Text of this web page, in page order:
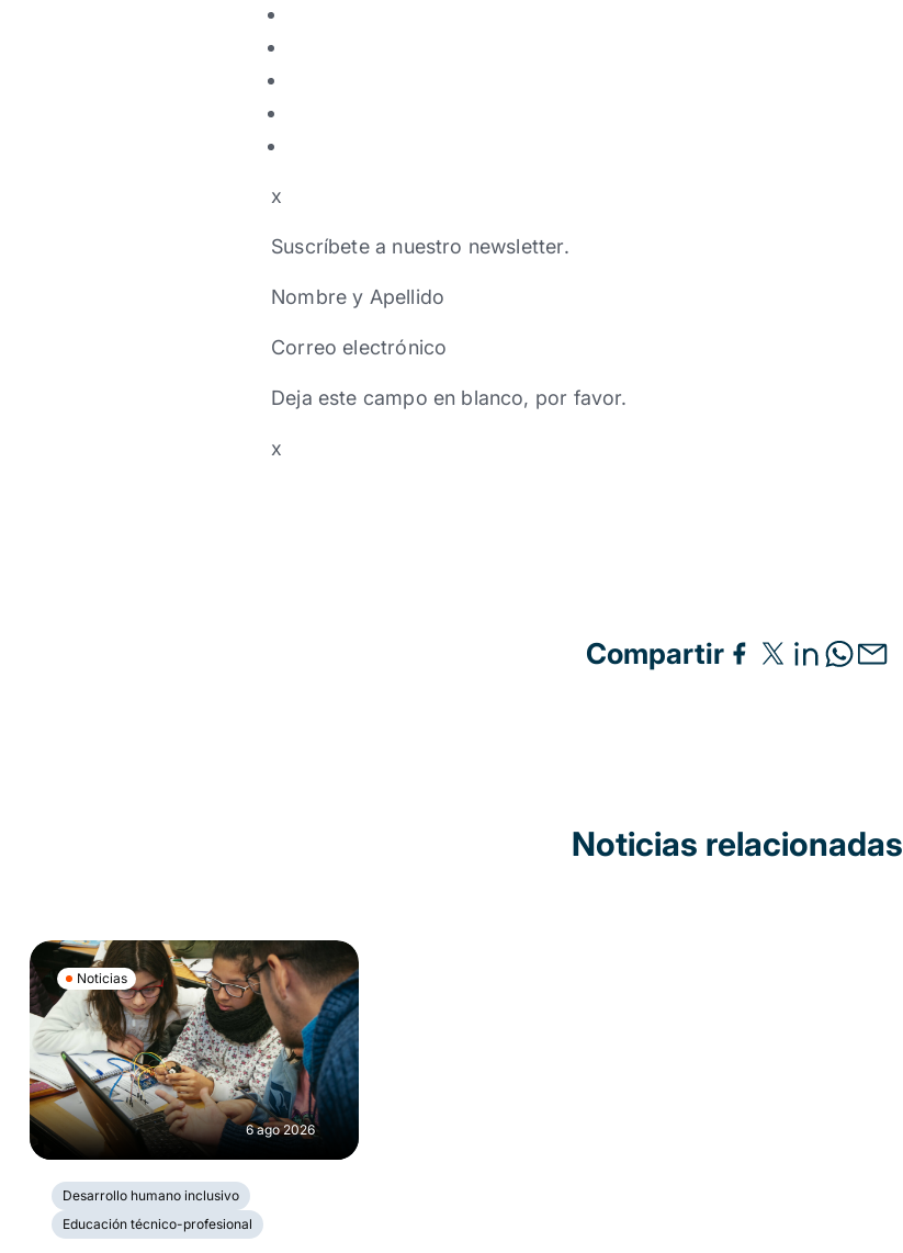
x
Suscríbete a nuestro newsletter.
Nombre y Apellido
Correo electrónico
Deja este campo en blanco, por favor.
x
Compartir
Noticias relacionadas
Noticias
6 ago 2026
Desarrollo humano inclusivo
Educación técnico-profesional